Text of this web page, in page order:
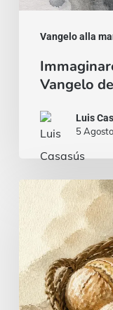
Vangelo alla
agosto
Vangelo
Luis
5
Pane
pesce
o
uno